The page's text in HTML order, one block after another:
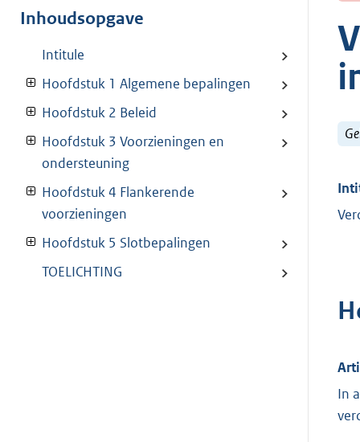
Inhoudsopgave
Intitule
Hoofdstuk 1 Algemene bepalingen
Hoofdstuk 2 Beleid
Hoofdstuk 3 Voorzieningen en
ondersteuning
Hoofdstuk 4 Flankerende
voorzieningen
Hoofdstuk 5 Slotbepalingen
TOELICHTING
In